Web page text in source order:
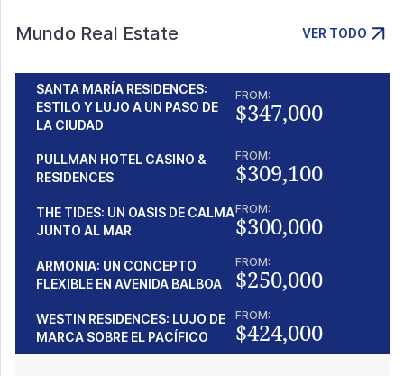
Mundo Real Estate VER TODO
SANTA MARÍA RESIDENCES:
ESTILO Y LUJO A UN PASO DE
LA CIUDAD
FROM:
$347,000
PULLMAN HOTEL CASINO &
RESIDENCES
FROM:
$309,100
THE TIDES: UN OASIS DE CALMA
JUNTO AL MAR
FROM:
$300,000
ARMONIA: UN CONCEPTO
FLEXIBLE EN AVENIDA BALBOA
FROM:
$250,000
WESTIN RESIDENCES: LUJO DE
MARCA SOBRE EL PACÍFICO
FROM:
$424,000